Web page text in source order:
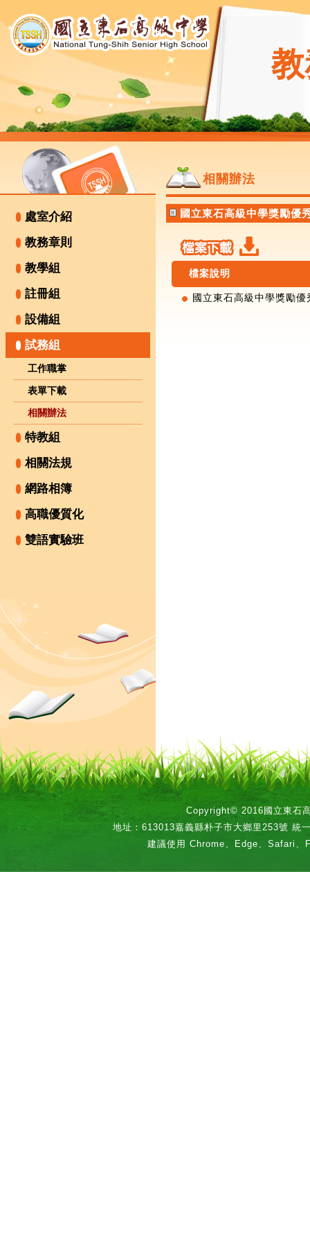
處室介紹
教務章則
教學組
註冊組
設備組
試務組
工作職掌
表單下載
相關辦法
特教組
相關法規
網路相簿
高職優質化
雙語實驗班
相關辦法
國立東石高級中學獎勵優
檔案說明
國立東石高級中學獎勵
Copyright© 2016國立東石
地址：613013嘉義縣朴子市大鄉里253號 統
建議使用 Chrome、Edge、Safari